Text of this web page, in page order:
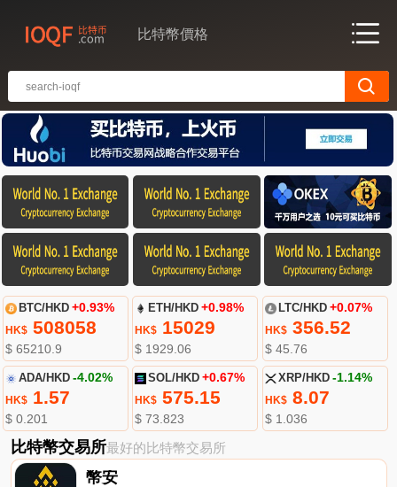
比特幣價格
BTC/HKD +0.93%
HK$508058
$ 65210.9
ETH/HKD +0.98%
HK$ 15029
$ 1929.06
LTC/HKD +0.07%
HK$356.52
$ 45.76
ADA/HKD -4.02%
HK$1.57
$ 0.201
SOL/HKD +0.67%
HK$ 575.15
$ 73.823
XRP/HKD -1.14%
HK$8.07
$ 1.036
比特幣交易所最好的比特幣交易所
幣安